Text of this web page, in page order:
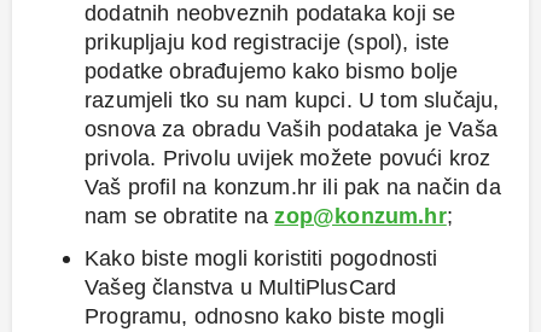
dodatnih neobveznih podataka koji se
prikupljaju kod registracije (spol), iste
podatke obrađujemo kako bismo bolje
razumjeli tko su nam kupci. U tom slučaju,
osnova za obradu Vaših podataka je Vaša
privola. Privolu uvijek možete povući kroz
Vaš profil na konzum.hr ili pak na način da
nam se obratite nazop@konzum.hr;
Kako biste mogli koristiti pogodnosti
Vašeg članstva u MultiPlusCard
Programu, odnosno kako biste mogli